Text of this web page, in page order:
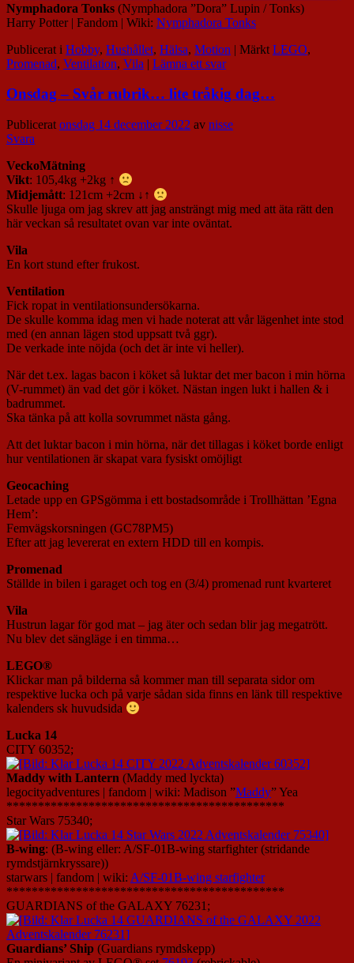
Nymphadora Tonks (Nymphadora ”Dora” Lupin / Tonks)
Harry Potter | Fandom | Wiki: Nymphadora Tonks
Publicerat i Hobby, Hushållet, Hälsa, Motion | Märkt LEGO,
Promenad, Ventilation, Vila | Lämna ett svar
Onsdag – Svår rubrik… lite tråkig dag…
Publicerat onsdag 14 december 2022 av nisse
Svara
VeckoMätning
Vikt: 105,4kg +2kg ↑
Midjemått: 121cm +2cm ↓↑
Skulle ljuga om jag skrev att jag ansträngt mig med att äta rätt den
här veckan så resultatet ovan var inte oväntat.
Vila
En kort stund efter frukost.
Ventilation
Fick ropat in ventilationsundersökarna.
De skulle komma idag men vi hade noterat att vår lägenhet inte stod
med (en annan lägen stod uppsatt två ggr).
De verkade inte nöjda (och det är inte vi heller).
När det t.ex. lagas bacon i köket så luktar det mer bacon i min hörna
(V-rummet) än vad det gör i köket. Nästan ingen lukt i hallen & i
badrummet.
Ska tänka på att kolla sovrummet nästa gång.
Att det luktar bacon i min hörna, när det tillagas i köket borde enligt
hur ventilationen är skapat vara fysiskt omöjligt
Geocaching
Letade upp en GPSgömma i ett bostadsområde i Trollhättan ’Egna
Hem’:
Femvägskorsningen (GC78PM5)
Efter att jag levererat en extern HDD till en kompis.
Promenad
Ställde in bilen i garaget och tog en (3/4) promenad runt kvarteret
Vila
Hustrun lagar för god mat – jag äter och sedan blir jag megatrött.
Nu blev det sängläge i en timma…
LEGO®
Klickar man på bilderna så kommer man till separata sidor om
respektive lucka och på varje sådan sida finns en länk till respektive
kalenders sk huvudsida
Lucka 14
CITY 60352;
Maddy with Lantern (Maddy med lyckta)
legocityadventures | fandom | wiki: Madison ”Maddy” Yea
********************************************
Star Wars 75340;
B-wing: (B-wing eller: A/SF-01B-wing starfighter (stridande
rymdstjärnkryssare))
starwars | fandom | wiki: A/SF-01B-wing starfighter
********************************************
GUARDIANS of the GALAXY 76231;
Guardians’ Ship (Guardians rymdskepp)